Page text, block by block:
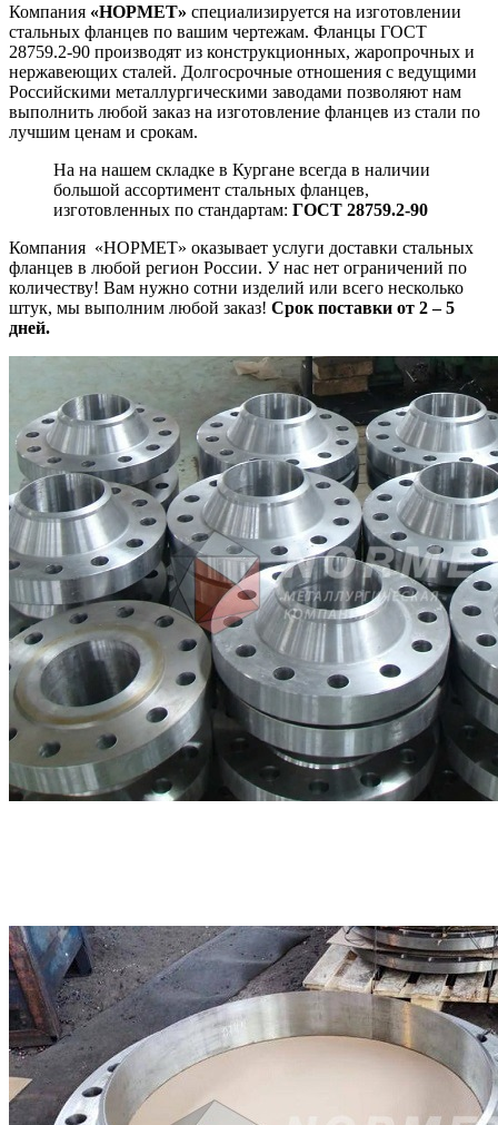
Компания «НОРМЕТ» специализируется на изготовлении
стальных фланцев по вашим чертежам. Фланцы ГОСТ
28759.2-90 производят из конструкционных, жаропрочных и
нержавеющих сталей. Долгосрочные отношения с ведущими
Российскими металлургическими заводами позволяют нам
выполнить любой заказ на изготовление фланцев из стали по
лучшим ценам и срокам.
На на нашем складке в Кургане всегда в наличии
большой ассортимент стальных фланцев,
изготовленных по стандартам: ГОСТ 28759.2-90
Компания «НОРМЕТ» оказывает услуги доставки стальных
фланцев в любой регион России. У нас нет ограничений по
количеству! Вам нужно сотни изделий или всего несколько
штук, мы выполним любой заказ! Срок поставки от 2 – 5
дней.